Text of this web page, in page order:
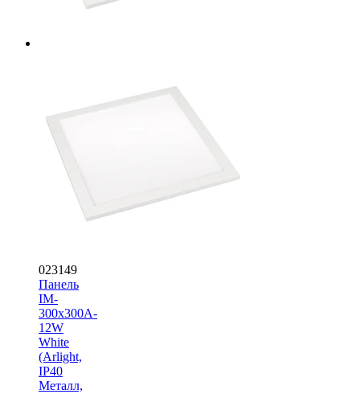
023149
Панель
IM-
300x300A-
12W
White
(Arlight,
IP40
Металл,